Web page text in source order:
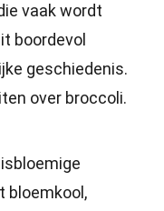
vaak wordt
boordevol
geschiedenis.
over broccoli.
bloemkool,